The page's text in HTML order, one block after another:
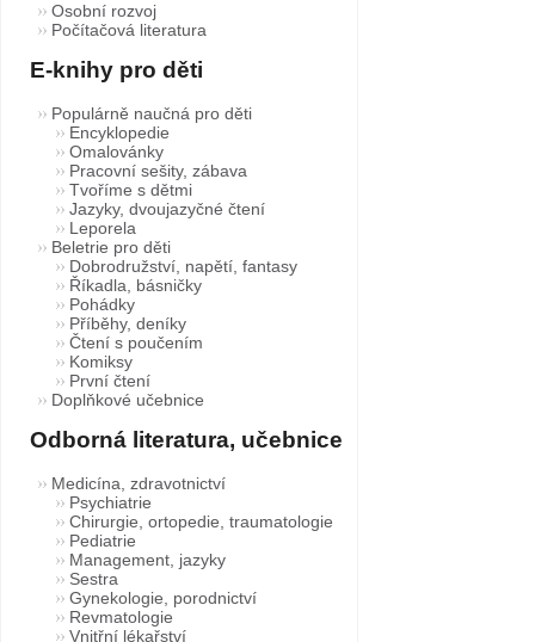
Osobní rozvoj
Počítačová literatura
E-knihy pro děti
Populárně naučná pro děti
Encyklopedie
Omalovánky
Pracovní sešity, zábava
Tvoříme s dětmi
Jazyky, dvoujazyčné čtení
Leporela
Beletrie pro děti
Dobrodružství, napětí, fantasy
Říkadla, básničky
Pohádky
Příběhy, deníky
Čtení s poučením
Komiksy
První čtení
Doplňkové učebnice
Odborná literatura, učebnice
Medicína, zdravotnictví
Psychiatrie
Chirurgie, ortopedie, traumatologie
Pediatrie
Management, jazyky
Sestra
Gynekologie, porodnictví
Revmatologie
Vnitřní lékařství